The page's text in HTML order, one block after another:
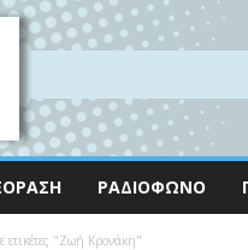
ΡΑΔΙΌΦΩΝΟ
ετικέτες "Ζωή Κρονάκη"